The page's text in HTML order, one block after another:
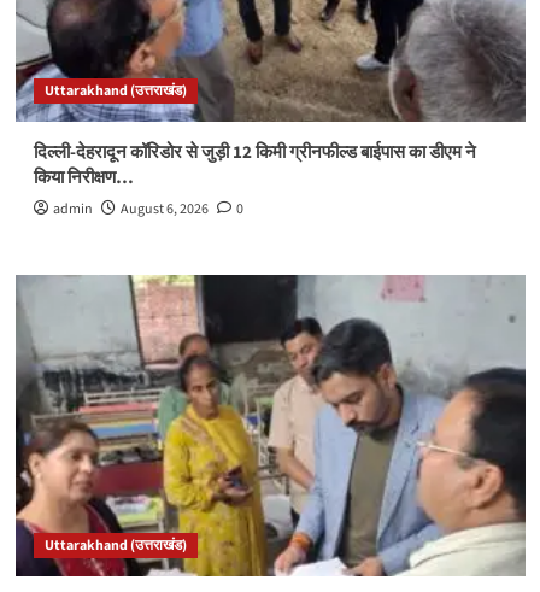
Uttarakhand (उत्तराखंड)
दिल्ली-देहरादून कॉरिडोर से जुड़ी 12 किमी ग्रीनफील्ड बाईपास का डीएम ने
किया निरीक्षण…
admin August 6, 2026 0
Uttarakhand (उत्तराखंड)